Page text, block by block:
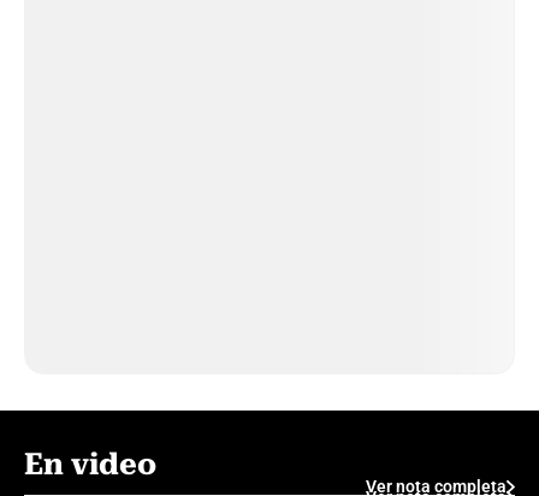
En video
Ver nota completa